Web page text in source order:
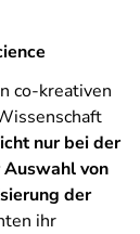
co-kreativen
nur bei der
von
der
ihr